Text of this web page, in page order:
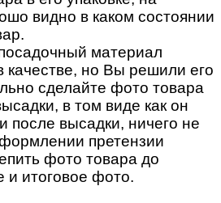
видно в каком состоянии
материал
качестве, но Вы решили его
сделайте фото товара
в том виде как он
после высадки, ничего не
претензии
фото товара до
и итоговое фото.